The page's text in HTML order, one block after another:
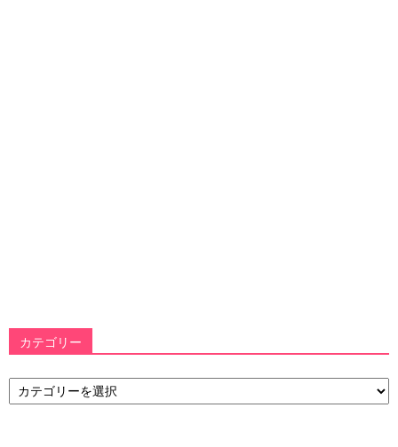
カテゴリー
カ
テ